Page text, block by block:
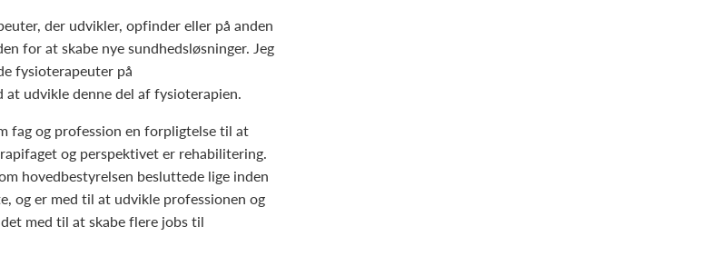
der udvikler, opfinder eller på anden
for at skabe nye sundhedsløsninger. Jeg
fysioterapeuter på
at udvikle denne del af fysioterapien.
fag og profession en forpligtelse til at
og perspektivet er rehabilitering.
hovedbestyrelsen besluttede lige inden
og er med til at udvikle professionen og
med til at skabe flere jobs til